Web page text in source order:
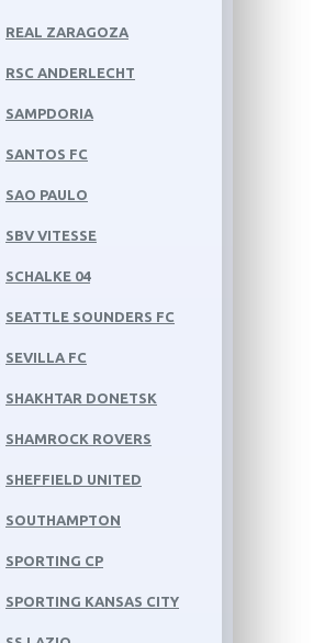
REAL ZARAGOZA
RSC ANDERLECHT
SAMPDORIA
SANTOS FC
SAO PAULO
SBV VITESSE
SCHALKE 04
SEATTLE SOUNDERS FC
SEVILLA FC
SHAKHTAR DONETSK
SHAMROCK ROVERS
SHEFFIELD UNITED
SOUTHAMPTON
SPORTING CP
SPORTING KANSAS CITY